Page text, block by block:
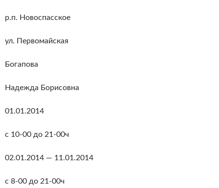
р.п. Новоспасское
ул. Первомайская
Богапова
Надежда Борисовна
01.01.2014
с 10-00 до 21-00ч
02.01.2014 — 11.01.2014
с 8-00 до 21-00ч